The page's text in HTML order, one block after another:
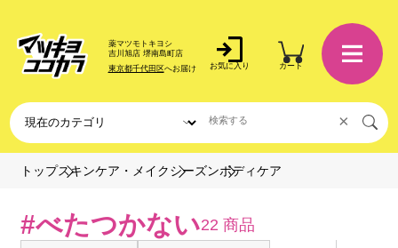
薬マツモトキヨシ
吉川旭店 堺南島町店
東京都千代田区へお届け お気に入り カート
×
トップスキンケア・メイク シーズンボディケア
#べたつかない22 商品